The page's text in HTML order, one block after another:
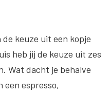
de keuze uit een kopje
heb jij de keuze uit zes
Wat dacht je behalve
een espresso,